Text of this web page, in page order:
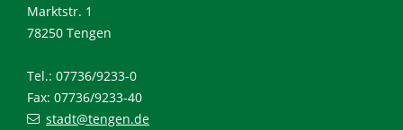
Marktstr. 1
78250 Tengen
Tel.: 07736/9233-0
Fax: 07736/9233-40
stadt@tengen.de